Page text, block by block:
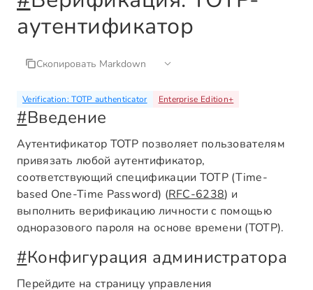
аутентификатор
Скопировать Markdown
Verification: TOTP authenticator Enterprise Edition+
#Введение
Аутентификатор TOTP позволяет пользователям
привязать любой аутентификатор,
соответствующий спецификации TOTP (Time-
based One-Time Password) (RFC-6238) и
выполнить верификацию личности с помощью
одноразового пароля на основе времени (TOTP).
#Конфигурация администратора
Перейдите на страницу управления